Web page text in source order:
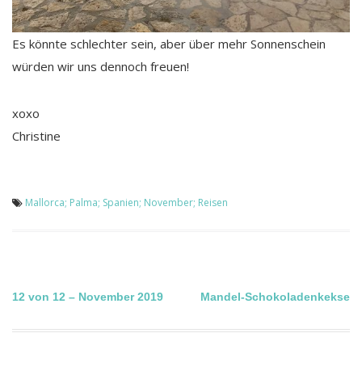
Es könnte schlechter sein, aber über mehr Sonnenschein
würden wir uns dennoch freuen!
xoxo
Christine
Mallorca; Palma; Spanien; November; Reisen
Beitragsnavigation
12 von 12 – November 2019 Mandel-Schokoladenkekse